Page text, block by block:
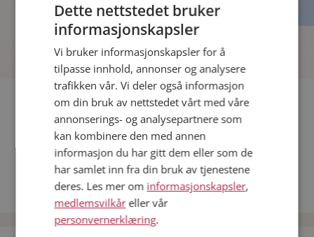
Fler single
Andre single fra Hamar
Menn fra Hamar
Date kvinner i Norge
Date menn i Norge
Dette nettstedet bruker
informasjonskapsler
Vi bruker informasjonskapsler for å
tilpasse innhold, annonser og analysere
trafikken vår. Vi deler også informasjon
om din bruk av nettstedet vårt med våre
annonserings- og analysepartnere som
kan kombinere den med annen
informasjon du har gitt dem eller som de
har samlet inn fra din bruk av tjenestene
deres. Les mer om informasjonskapsler,
medlemsvilkåreller vår
personvernerklæring.